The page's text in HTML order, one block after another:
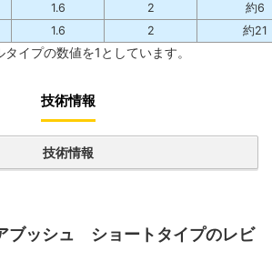
1.6 2
約6
1.6 2 約21
イプの数値を1としています。
技術情報
技術情報
ブッシュ ショートタイプのレビ